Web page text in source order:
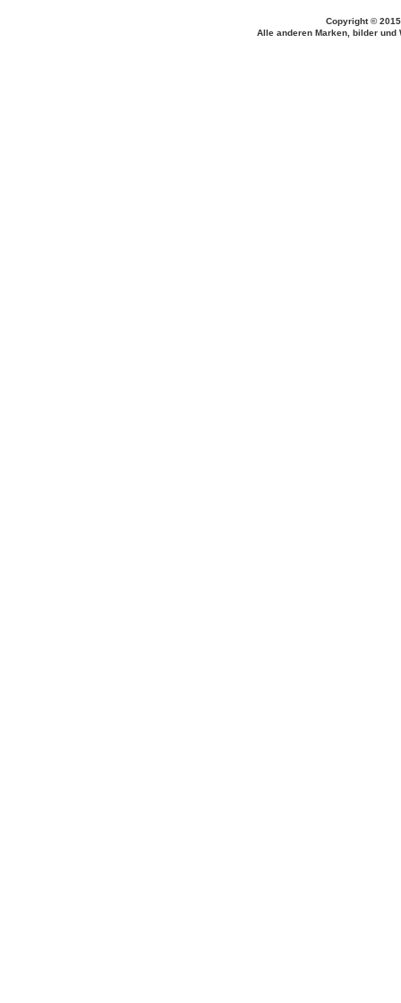
Copyright ©
Alle anderen Marken, bilder und